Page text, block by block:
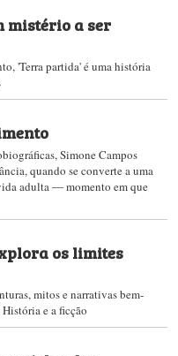
mistério a ser
'Terra partida' é uma história
Simone Campos
quando se converte a uma
adulta ― momento em que
os limites
mitos e narrativas bem-
e a ficção